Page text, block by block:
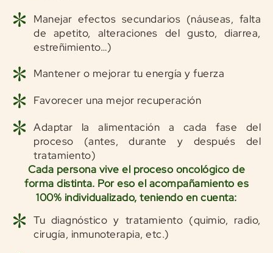
Manejar efectos secundarios (náuseas, falta
de apetito, alteraciones del gusto, diarrea,
estreñimiento…)
Mantener o mejorar tu energía y fuerza
Favorecer una mejor recuperación
Adaptar la alimentación a cada fase del
proceso (antes, durante y después del
tratamiento)
Cada persona vive el proceso oncológico de
forma distinta. Por eso el acompañamiento es
100% individualizado, teniendo en cuenta:
Tu diagnóstico y tratamiento (quimio, radio,
cirugía, inmunoterapia, etc.)